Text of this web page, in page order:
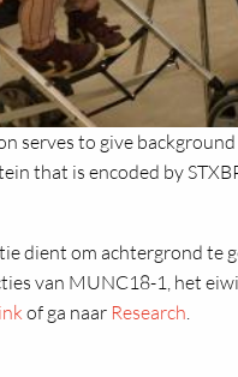
serves to give
that is encoded by
dient om achtergrond te
van MUNC18-1, het
of ga naar Research.